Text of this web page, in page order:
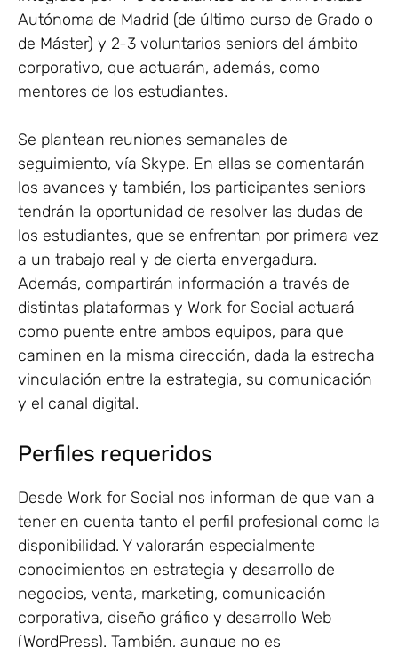
Autónoma de Madrid (de último curso de Grado o
de Máster) y 2-3 voluntarios seniors del ámbito
corporativo, que actuarán, además, como
mentores de los estudiantes.
Se plantean reuniones semanales de
seguimiento, vía Skype. En ellas se comentarán
los avances y también, los participantes seniors
tendrán la oportunidad de resolver las dudas de
los estudiantes, que se enfrentan por primera vez
a un trabajo real y de cierta envergadura.
Además, compartirán información a través de
distintas plataformas y Work for Social actuará
como puente entre ambos equipos, para que
caminen en la misma dirección, dada la estrecha
vinculación entre la estrategia, su comunicación
y el canal digital.
Perfiles requeridos
Desde Work for Social nos informan de que van a
tener en cuenta tanto el perfil profesional como la
disponibilidad. Y valorarán especialmente
conocimientos en estrategia y desarrollo de
negocios, venta, marketing, comunicación
corporativa, diseño gráfico y desarrollo Web
(WordPress). También, aunque no es